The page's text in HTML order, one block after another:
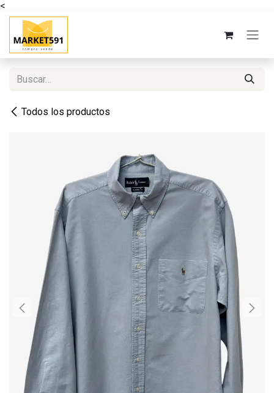
<
Ir al contenido
Todos los productos